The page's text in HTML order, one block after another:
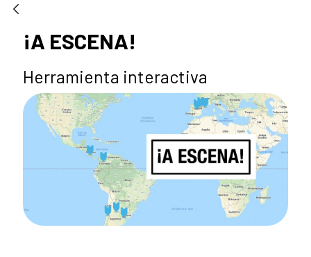
¡A ESCENA!
Herramienta interactiva